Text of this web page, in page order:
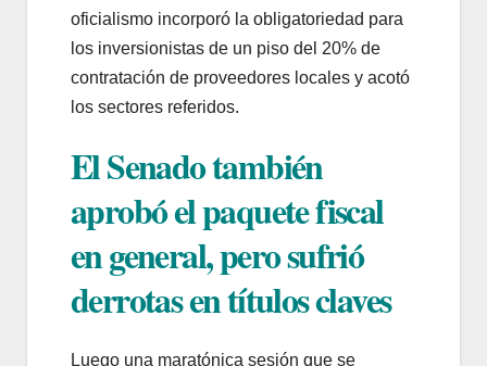
oficialismo incorporó la obligatoriedad para
los inversionistas de un piso del 20% de
contratación de proveedores locales y acotó
los sectores referidos.
El Senado también
aprobó el paquete fiscal
en general, pero sufrió
derrotas en títulos claves
Luego una maratónica sesión que se